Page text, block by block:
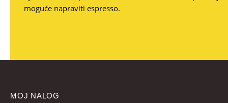
moguće napraviti espresso.
MOJ NALOG